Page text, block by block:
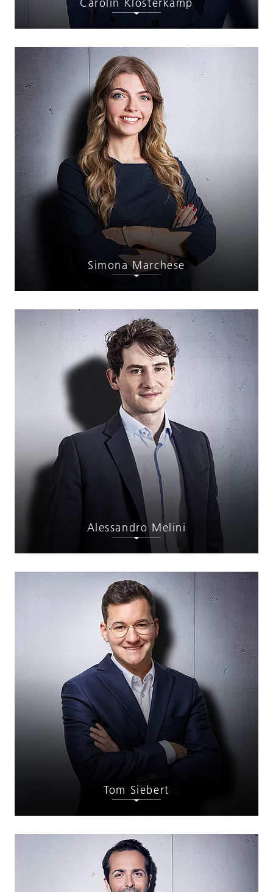
Simona Marchese
Alessandro Melini
Tom Siebert